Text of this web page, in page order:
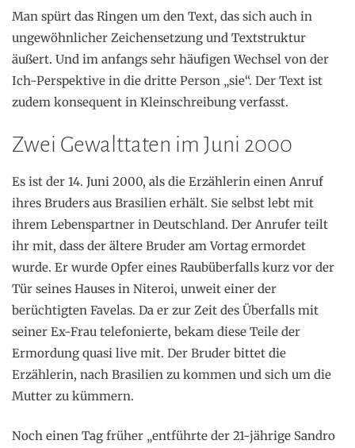
Man spürt das Ringen um den Text, das sich auch in
ungewöhnlicher Zeichensetzung und Textstruktur
äußert. Und im anfangs sehr häufigen Wechsel von der
Ich-Perspektive in die dritte Person „sie“. Der Text ist
zudem konsequent in Kleinschreibung verfasst.
Zwei Gewalttaten im Juni 2000
Es ist der 14. Juni 2000, als die Erzählerin einen Anruf
ihres Bruders aus Brasilien erhält. Sie selbst lebt mit
ihrem Lebenspartner in Deutschland. Der Anrufer teilt
ihr mit, dass der ältere Bruder am Vortag ermordet
wurde. Er wurde Opfer eines Raubüberfalls kurz vor der
Tür seines Hauses in Niteroi, unweit einer der
berüchtigten Favelas. Da er zur Zeit des Überfalls mit
seiner Ex-Frau telefonierte, bekam diese Teile der
Ermordung quasi live mit. Der Bruder bittet die
Erzählerin, nach Brasilien zu kommen und sich um die
Mutter zu kümmern.
Noch einen Tag früher „entführte der 21-jährige Sandro